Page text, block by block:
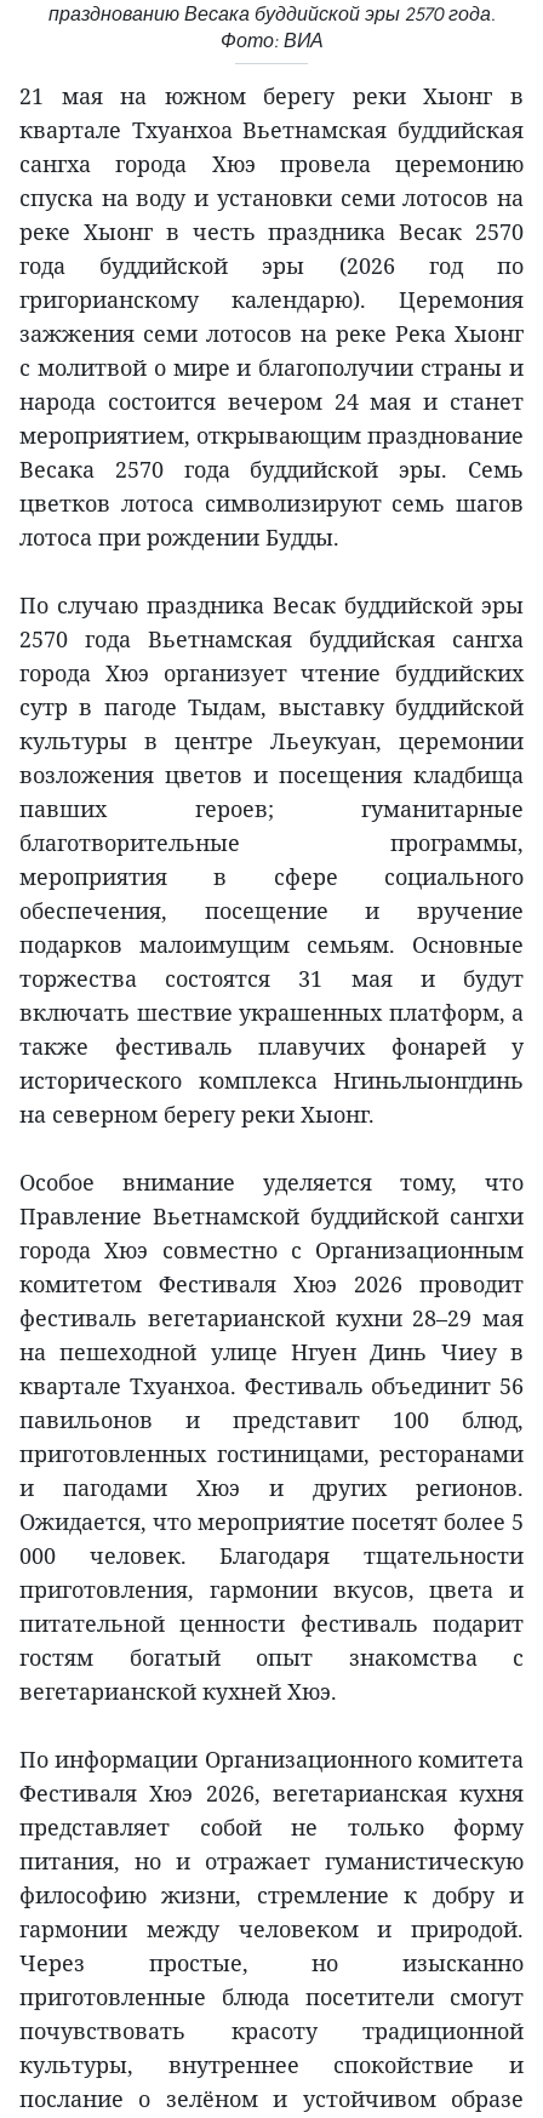
празднованию Весака буддийской эры 2570 года.
Фото: ВИА
21 мая на южном берегу реки Хыонг в
квартале Тхуанхоа Вьетнамская буддийская
сангха города Хюэ провела церемонию
спуска на воду и установки семи лотосов на
реке Хыонг в честь праздника Весак 2570
года буддийской эры (2026 год по
григорианскому календарю). Церемония
зажжения семи лотосов на реке Река Хыонг
с молитвой о мире и благополучии страны и
народа состоится вечером 24 мая и станет
мероприятием, открывающим празднование
Весака 2570 года буддийской эры. Семь
цветков лотоса символизируют семь шагов
лотоса при рождении Будды.
По случаю праздника Весак буддийской эры
2570 года Вьетнамская буддийская сангха
города Хюэ организует чтение буддийских
сутр в пагоде Тыдам, выставку буддийской
культуры в центре Льеукуан, церемонии
возложения цветов и посещения кладбища
павших героев; гуманитарные
благотворительные программы,
мероприятия в сфере социального
обеспечения, посещение и вручение
подарков малоимущим семьям. Основные
торжества состоятся 31 мая и будут
включать шествие украшенных платформ, а
также фестиваль плавучих фонарей у
исторического комплекса Нгиньлыонгдинь
на северном берегу реки Хыонг.
Особое внимание уделяется тому, что
Правление Вьетнамской буддийской сангхи
города Хюэ совместно с Организационным
комитетом Фестиваля Хюэ 2026 проводит
фестиваль вегетарианской кухни 28–29 мая
на пешеходной улице Нгуен Динь Чиеу в
квартале Тхуанхоа. Фестиваль объединит 56
павильонов и представит 100 блюд,
приготовленных гостиницами, ресторанами
и пагодами Хюэ и других регионов.
Ожидается, что мероприятие посетят более 5
000 человек. Благодаря тщательности
приготовления, гармонии вкусов, цвета и
питательной ценности фестиваль подарит
гостям богатый опыт знакомства с
вегетарианской кухней Хюэ.
По информации Организационного комитета
Фестиваля Хюэ 2026, вегетарианская кухня
представляет собой не только форму
питания, но и отражает гуманистическую
философию жизни, стремление к добру и
гармонии между человеком и природой.
Через простые, но изысканно
приготовленные блюда посетители смогут
почувствовать красоту традиционной
культуры, внутреннее спокойствие и
послание о зелёном и устойчивом образе